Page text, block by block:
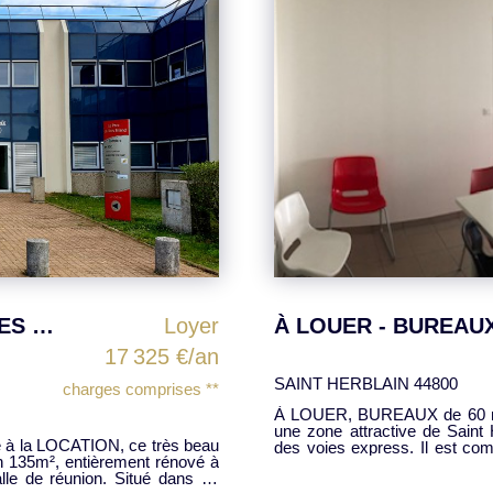
À LOUER - BUREAUX de 60 m² - Nantes Ouest
Loyer
11 040 €/an
**
:
NANTES 44300
A louer bureau en R+1 d'environ
rafraichissement est
Disponible au 1er février 2021. Afin de vous accompagner dans votre